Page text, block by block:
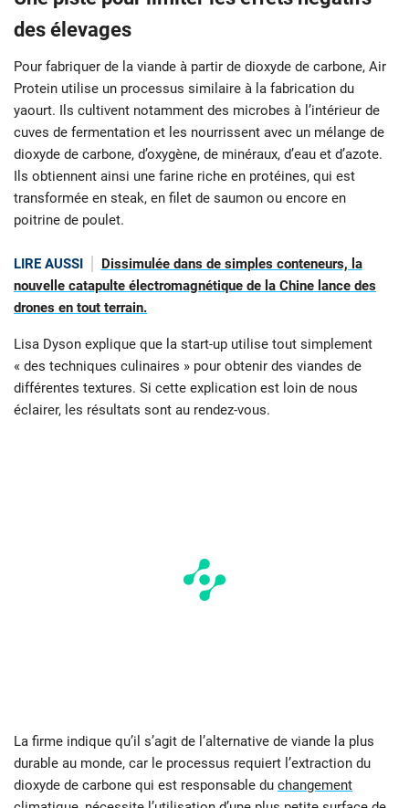
des élevages
Pour fabriquer de la viande à partir de dioxyde de carbone, Air
Protein utilise un processus similaire à la fabrication du
yaourt. Ils cultivent notamment des microbes à l’intérieur de
cuves de fermentation et les nourrissent avec un mélange de
dioxyde de carbone, d’oxygène, de minéraux, d’eau et d’azote.
Ils obtiennent ainsi une farine riche en protéines, qui est
transformée en steak, en filet de saumon ou encore en
poitrine de poulet.
LIRE AUSSI
Dissimulée dans de simples conteneurs, la
nouvelle catapulte électromagnétique de la Chine lance des
drones en tout terrain.
Lisa Dyson explique que la start-up utilise tout simplement
« des techniques culinaires » pour obtenir des viandes de
différentes textures. Si cette explication est loin de nous
éclairer, les résultats sont au rendez-vous.
La firme indique qu’il s’agit de l’alternative de viande la plus
durable au monde, car le processus requiert l’extraction du
dioxyde de carbone qui est responsable du changement